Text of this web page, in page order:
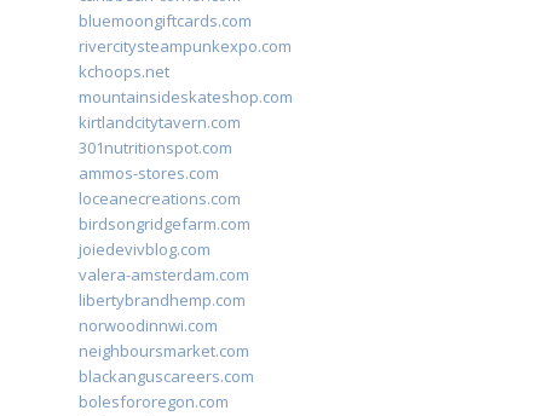
bluemoongiftcards.com
rivercitysteampunkexpo.com
kchoops.net
mountainsideskateshop.com
kirtlandcitytavern.com
301nutritionspot.com
ammos-stores.com
loceanecreations.com
birdsongridgefarm.com
joiedevivblog.com
valera-amsterdam.com
libertybrandhemp.com
norwoodinnwi.com
neighboursmarket.com
blackanguscareers.com
bolesfororegon.com